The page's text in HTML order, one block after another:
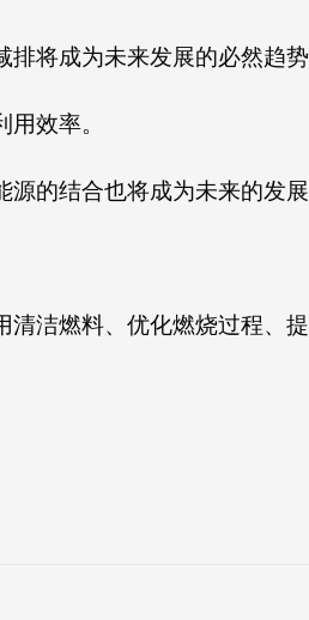
将成为未来发展的必然趋
效率。
的结合也将成为未来的发
洁燃料、优化燃烧过程、